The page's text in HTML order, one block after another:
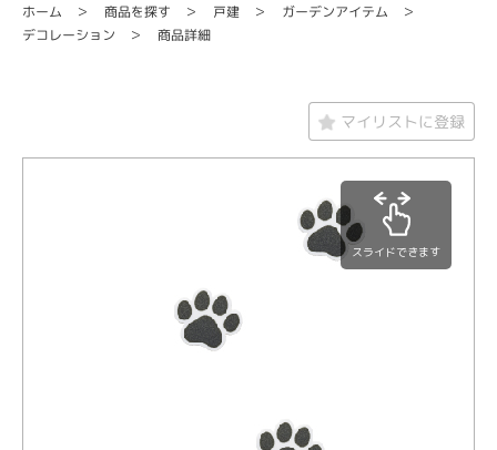
ホーム 商品を探す 戸建 ガーデンアイテム
デコレーション 商品詳細
マイリストに登録
スライドできます